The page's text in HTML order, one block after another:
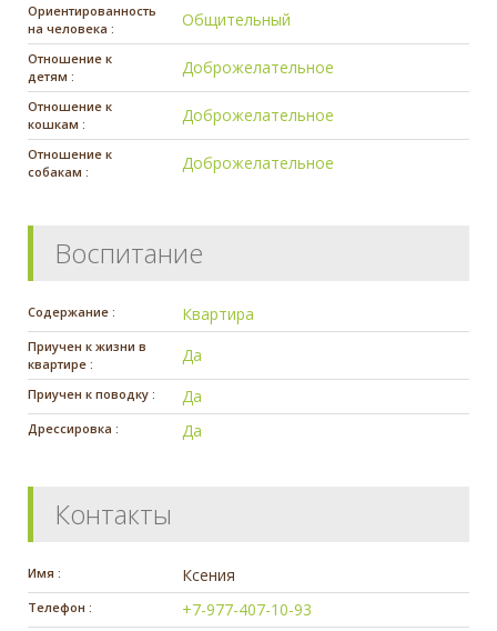
Ориентированность
на человека :
Общительный
Отношение к
детям :
Доброжелательное
Отношение к
кошкам :
Доброжелательное
Отношение к
собакам :
Доброжелательное
Воспитание
Содержание : Квартира
Приучен к жизни в
квартире :
Да
Приучен к поводку : Да
Дрессировка : Да
Контакты
Имя : Ксения
Телефон : +7-977-407-10-93